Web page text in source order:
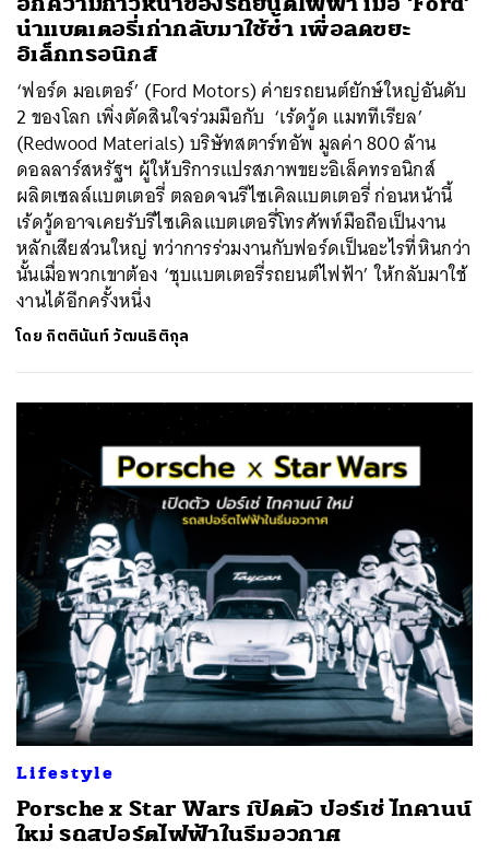
นำแบตเตอรี่เก่ากลับมาใช้ซ้ำ เพื่อลดขยะ
อิเล็กทรอนิกส์
‘ฟอร์ด มอเตอร์’ (Ford Motors) ค่ายรถยนต์ยักษ์ใหญ่อันดับ
2 ของโลก เพิ่งตัดสินใจร่วมมือกับ ‘เร้ดวู้ด แมททีเรียล’
(Redwood Materials) บริษัทสตาร์ทอัพ มูลค่า 800 ล้าน
ดอลลาร์สหรัฐฯ ผู้ให้บริการแปรสภาพขยะอิเล็คทรอนิกส์
ผลิตเซลล์แบตเตอรี่ ตลอดจนรีไซเคิลแบตเตอรี่ ก่อนหน้านี้
เร้ดวู้ดอาจเคยรับรีไซเคิลแบตเตอรี่โทรศัพท์มือถือเป็นงาน
หลักเสียส่วนใหญ่ ทว่าการร่วมงานกับฟอร์ดเป็นอะไรที่หินกว่า
นั้นเมื่อพวกเขาต้อง ‘ชุบแบตเตอรี่รถยนต์ไฟฟ้า’ ให้กลับมาใช้
งานได้อีกครั้งหนึ่ง
โดย กิตตินันท์ วัฒนธิติกุล
Lifestyle
Porsche x Star Wars เปิดตัว ปอร์เช่ ไทคานน์
ใหม่ รถสปอร์ตไฟฟ้าในธีมอวกาศ